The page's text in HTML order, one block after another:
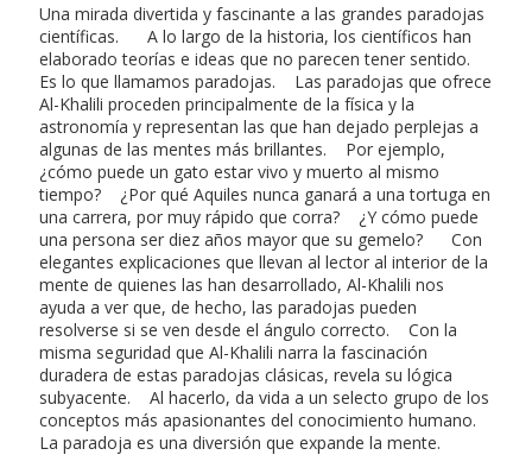
Una mirada divertida y fascinante a las grandes paradojas
científicas. A lo largo de la historia, los científicos han
elaborado teorías e ideas que no parecen tener sentido.
Es lo que llamamos paradojas. Las paradojas que ofrece
Al-Khalili proceden principalmente de la física y la
astronomía y representan las que han dejado perplejas a
algunas de las mentes más brillantes. Por ejemplo,
¿cómo puede un gato estar vivo y muerto al mismo
tiempo? ¿Por qué Aquiles nunca ganará a una tortuga en
una carrera, por muy rápido que corra? ¿Y cómo puede
una persona ser diez años mayor que su gemelo? Con
elegantes explicaciones que llevan al lector al interior de la
mente de quienes las han desarrollado, Al-Khalili nos
ayuda a ver que, de hecho, las paradojas pueden
resolverse si se ven desde el ángulo correcto. Con la
misma seguridad que Al-Khalili narra la fascinación
duradera de estas paradojas clásicas, revela su lógica
subyacente. Al hacerlo, da vida a un selecto grupo de los
conceptos más apasionantes del conocimiento humano.
La paradoja es una diversión que expande la mente.